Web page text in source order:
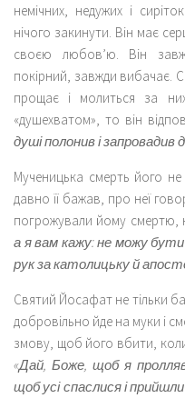
немічних, недужих і
нічого закинути. Він має
своєю любов’ю. Він
покірний, завжди вибачає.
прощає і молиться за
«душехватом», то він
душі полонив і запровадив
Мученицька смерть його
давно її бажав, про неї
погрожували йому смертю,
а я вам кажу: не можу
рук за католицьку й
Святий Йосафат не тільки
добровільно йде на муки і
змову, щоб його вбити, коли
«Дай, Боже, щоб я
щоб усі спаслися і